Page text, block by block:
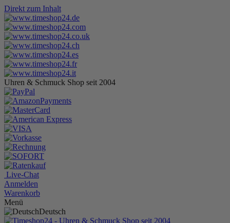
Direkt zum Inhalt
Uhren & Schmuck Shop seit 2004
Live-Chat
Anmelden
Warenkorb
Menü
Deutsch